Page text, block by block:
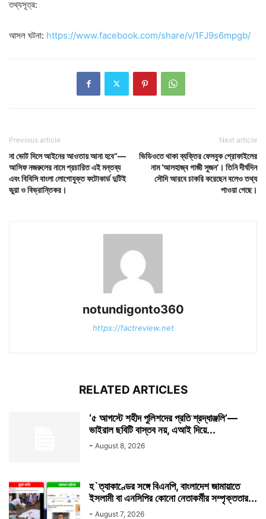
তথ্যসূত্র:
আসল ঘটনা: https://www.facebook.com/share/v/1FJ9s6mpgb/
Previous article
না ভোট দিলে আইনের আওতায় আনা হবে”—
আসিফ নজরুলের নামে প্রচারিত এই মন্তব্য
এবং বিবিসি বাংলা লোগোযুক্ত ফটোকার্ড দুটিই
ভুয়া ও বিভ্রান্তিকর।
Next article
ভিডিওতে থাকা ব্যক্তির ফেসবুক প্রোফাইলের
নাম ‘আলহাজ্ব গাজী সুজন’। তিনি দীর্ঘদিন
সৌদি আরবে চাকরি করেছেন বলেও তথ্য
পাওয়া গেছে।
notundigonto360
https://factreview.net
RELATED ARTICLES
‘৫ আগস্টে শহীদ পুলিশদের প্রতি শ্রদ্ধাঞ্জলি’—
ভাইরাল ছবিটি বাস্তব নয়, এআই দিয়ে...
- August 8, 2026
হ`ত্যাকাণ্ডের সঙ্গে বিএনপি, বাংলাদেশ জামায়াতে
ইসলামী বা এনসিপির কোনো নেতাকর্মীর সম্পৃক্ততার...
- August 7, 2026